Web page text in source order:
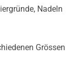
Nadeln
Grössen